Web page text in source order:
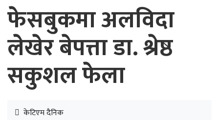
फेसबुकमा अलविदा
लेखेर बेपत्ता डा. श्रेष्ठ
सकुशल फेला
केटिएम दैनिक